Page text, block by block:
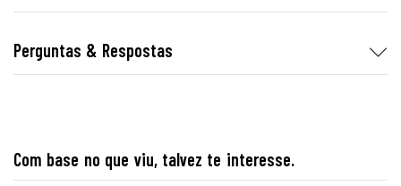
Perguntas & Respostas
Com base no que viu, talvez te interesse.